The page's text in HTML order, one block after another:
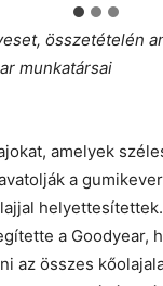
összetételén
munkatársai
amelyek
a
a Goodyear,
az összes